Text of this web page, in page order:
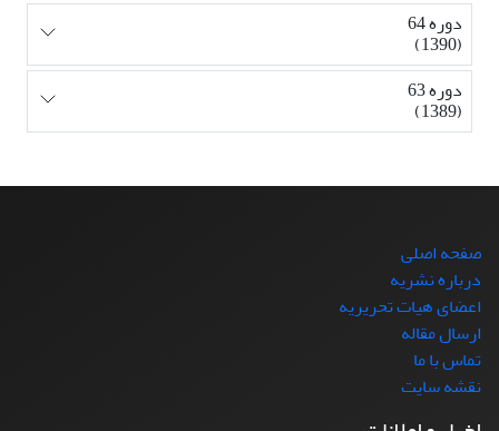
دوره 64
(1390)
دوره 63
(1389)
صفحه اصلی
درباره نشریه
اعضای هیات تحریریه
ارسال مقاله
تماس با ما
نقشه سایت